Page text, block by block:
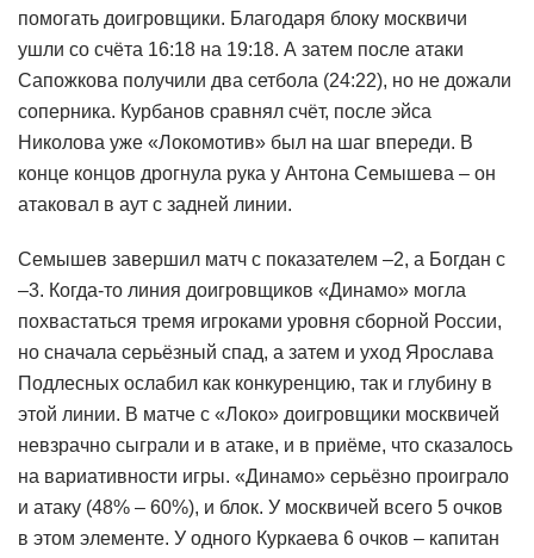
помогать доигровщики. Благодаря блоку москвичи
ушли со счёта 16:18 на 19:18. А затем после атаки
Сапожкова получили два сетбола (24:22), но не дожали
соперника. Курбанов сравнял счёт, после эйса
Николова уже «Локомотив» был на шаг впереди. В
конце концов дрогнула рука у Антона Семышева – он
атаковал в аут с задней линии.
Семышев завершил матч с показателем –2, а Богдан с
–3. Когда-то линия доигровщиков «Динамо» могла
похвастаться тремя игроками уровня сборной России,
но сначала серьёзный спад, а затем и уход Ярослава
Подлесных ослабил как конкуренцию, так и глубину в
этой линии. В матче с «Локо» доигровщики москвичей
невзрачно сыграли и в атаке, и в приёме, что сказалось
на вариативности игры. «Динамо» серьёзно проиграло
и атаку (48% – 60%), и блок. У москвичей всего 5 очков
в этом элементе. У одного Куркаева 6 очков – капитан